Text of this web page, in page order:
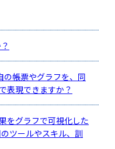
の帳票やグラフを、同
表現できますか？
をグラフで可視化した
ツールやスキル、訓